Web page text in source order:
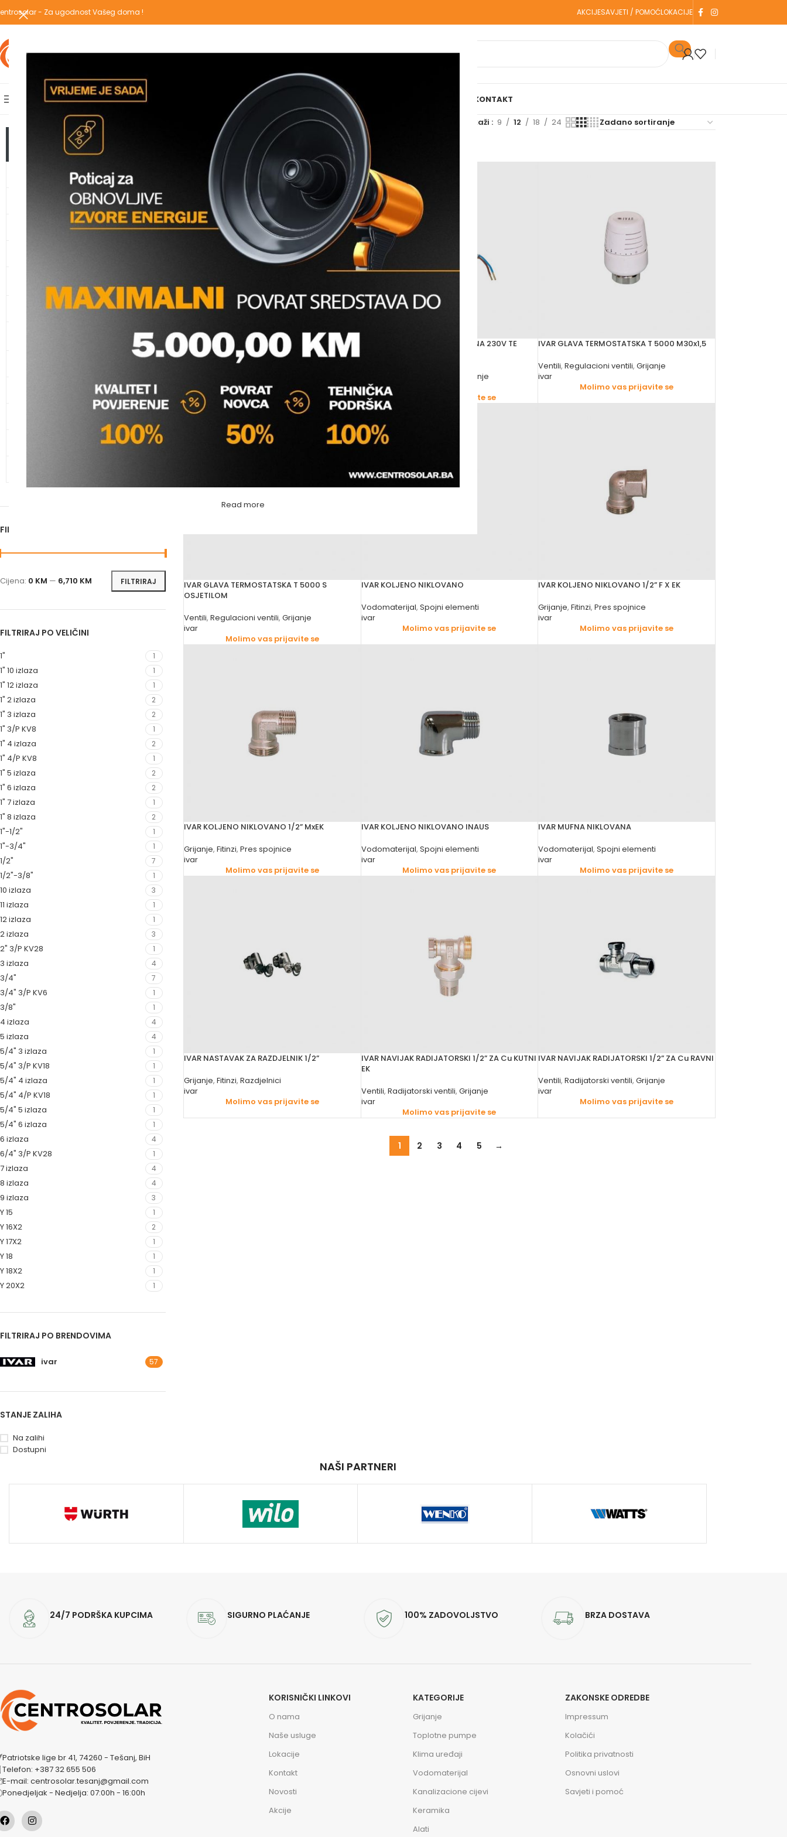
Read more
- Za ugodnost Vašeg doma ! AKCIJESAVJETI / POMOĆLOKACIJE
POPULARNE KATEGORIJE PREGLEDAJ CIJELI WEBSHOP
AKCIJSKA PONUDA
O NAMANAŠE USLUGE KONTAKT
TOP KATEGORIJE
TOPLOTNE PUMPE
KLIMA UREĐAJI
SPOJNI ELEMENTI
CIJEVI ZA ZAŠTITU KABLOVA
FILTRIRAJ PO CIJENI
FILTRIRAJ
Cijena: 0 KM — 6,710 KM
FILTRIRAJ PO VELIČINI
1" 1
1" 10 izlaza 1
1" 12 izlaza 1
1" 2 izlaza 2
1" 3 izlaza 2
1" 3/P KV8 1
1" 4 izlaza 2
1" 4/P KV8 1
1" 5 izlaza 2
1" 6 izlaza 2
1" 7 izlaza 1
1" 8 izlaza 2
1"-1/2" 1
1"-3/4" 1
1/2" 7
1/2"-3/8" 1
10 izlaza 3
11 izlaza 1
12 izlaza 1
2 izlaza 3
2" 3/P KV28 1
3 izlaza 4
3/4" 7
3/4" 3/P KV6 1
3/8" 1
4 izlaza 4
5 izlaza 4
5/4" 3 izlaza 1
5/4" 3/P KV18 1
5/4" 4 izlaza 1
5/4" 4/P KV18 1
5/4" 5 izlaza 1
5/4" 6 izlaza 1
6 izlaza 4
6/4" 3/P KV28 1
7 izlaza 4
8 izlaza 4
9 izlaza 3
Y 15 1
Y 16X2 2
Y 17X2 1
Y 18 1
Y 18X2 1
Y 20X2 1
FILTRIRAJ PO BRENDOVIMA
ivar 57
STANJE ZALIHA
Na zalihi
Dostupni
Shop Prikaži 9 12 18 24
Clear filters ivar
IVAR CIJEV NIKLOVANA USPONSKA Y 15X1000
mm
Molimo vas prijavite se
IVAR GLAVA ELEKTROMAGNETNA 230V TE
Grijanje
ivar
Molimo vas prijavite se
IVAR GLAVA TERMOSTATSKA T 5000 M30x1,5
Ventili, Regulacioni ventili, Grijanje
ivar
Molimo vas prijavite se
IVAR GLAVA TERMOSTATSKA T 5000 S
OSJETILOM
Ventili, Regulacioni ventili, Grijanje
ivar
Molimo vas prijavite se
IVAR KOLJENO NIKLOVANO
Vodomaterijal, Spojni elementi
ivar
Molimo vas prijavite se
IVAR KOLJENO NIKLOVANO 1/2” F X EK
Grijanje, Fitinzi, Pres spojnice
ivar
Molimo vas prijavite se
IVAR KOLJENO NIKLOVANO 1/2” MxEK
Grijanje, Fitinzi, Pres spojnice
ivar
Molimo vas prijavite se
IVAR KOLJENO NIKLOVANO INAUS
Vodomaterijal, Spojni elementi
ivar
Molimo vas prijavite se
IVAR MUFNA NIKLOVANA
Vodomaterijal, Spojni elementi
ivar
Molimo vas prijavite se
IVAR NASTAVAK ZA RAZDJELNIK 1/2”
Grijanje, Fitinzi, Razdjelnici
ivar
Molimo vas prijavite se
IVAR NAVIJAK RADIJATORSKI 1/2” ZA Cu KUTNI
EK
Ventili, Radijatorski ventili, Grijanje
ivar
Molimo vas prijavite se
IVAR NAVIJAK RADIJATORSKI 1/2” ZA Cu RAVNI
Ventili, Radijatorski ventili, Grijanje
ivar
Molimo vas prijavite se
1 2 3 4 5 →
NAŠI PARTNERI
24/7 PODRŠKA KUPCIMA SIGURNO PLAĆANJE 100% ZADOVOLJSTVO BRZA DOSTAVA
Patriotske lige br 41, 74260 - Tešanj, BiH
Telefon: +387 32 655 506
E-mail: centrosolar.tesanj@gmail.com
Ponedjeljak - Nedjelja: 07:00h - 16:00h
KORISNIČKI LINKOVI
O nama
Naše usluge
Lokacije
Kontakt
Novosti
Akcije
KATEGORIJE
Grijanje
Toplotne pumpe
Klima uređaji
Vodomaterijal
Kanalizacione cijevi
Keramika
Alati
ZAKONSKE ODREDBE
Impressum
Kolačići
Politika privatnosti
Osnovni uslovi
Savjeti i pomoć